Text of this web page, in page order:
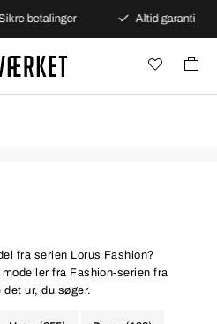
betalinger Altid garanti
fra serien Lorus Fashion?
fra Fashion-serien fra
ur, du søger.